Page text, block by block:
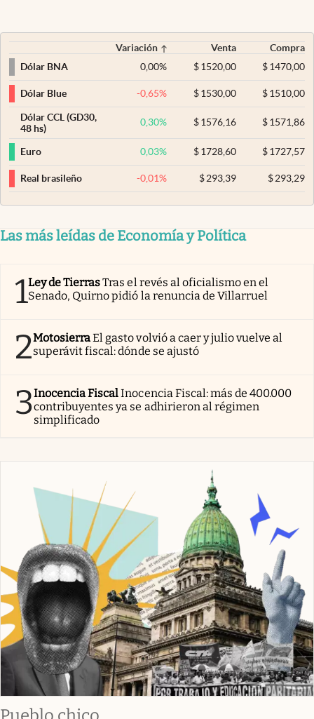
Variación Venta
Compra
Dólar BNA
0,00% $ 1520,00 $1470,00
Dólar Blue -0,65% $ 1530,00 $1510,00
Dólar CCL (GD30,
48 hs)
0,30% $ 1576,16 $1571,86
Euro 0,03% $ 1728,60 $1727,57
Real brasileño -0,01% $ 293,39 $293,29
Las más leídas de Economía y Política
1Ley de TierrasTras el revés al oficialismo en el
Senado, Quirno pidió la renuncia de Villarruel
2MotosierraEl gasto volvió a caer y julio vuelve al
superávit fiscal: dónde se ajustó
3Inocencia FiscalInocencia Fiscal: más de 400.000
contribuyentes ya se adhirieron al régimen
simplificado